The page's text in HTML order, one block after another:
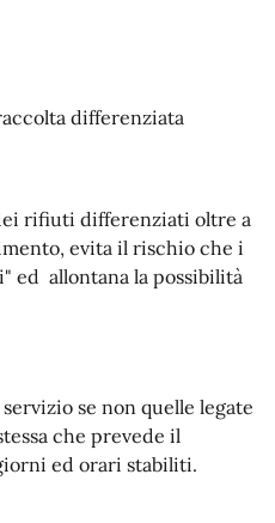
differenziata
rifiuti differenziati oltre a
evita il rischio che i
ed allontana la possibilità
se non quelle legate
che prevede il
ed orari stabiliti.